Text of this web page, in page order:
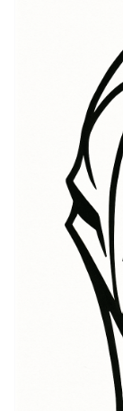
이디어, 개인적
이중성을 탐구
에 대한 회복력
타내며, 시리즈
영합니다. 또한,
중심 주제를 상
이러한 요소들
서크 타투는 단
의를 나타내는